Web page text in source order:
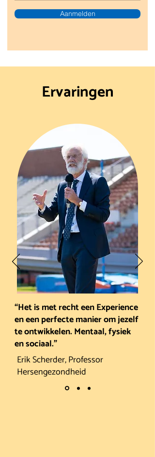
Aanmelden
Ervaringen
“Het is met recht een Experience
en een perfecte manier om jezelf
te ontwikkelen. Mentaal, fysiek
en sociaal.”
Erik Scherder, Professor
Hersengezondheid